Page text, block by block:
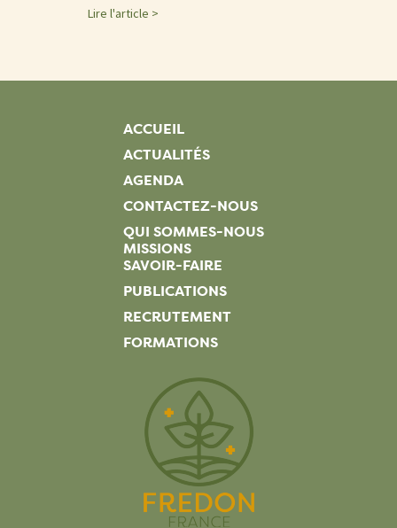
Lire l'article >
ACCUEIL
ACTUALITÉS
AGENDA
CONTACTEZ-NOUS
QUI SOMMES-NOUS
MISSIONS
SAVOIR-FAIRE
PUBLICATIONS
RECRUTEMENT
FORMATIONS